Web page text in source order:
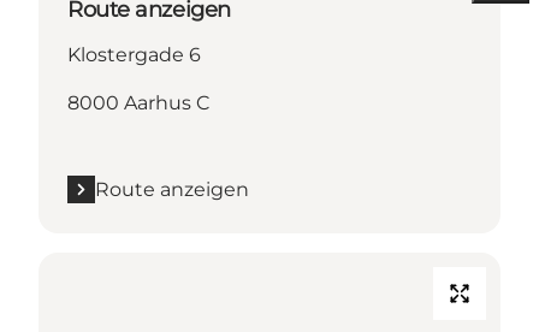
Route anzeigen
Klostergade 6
8000 Aarhus C
Route anzeigen